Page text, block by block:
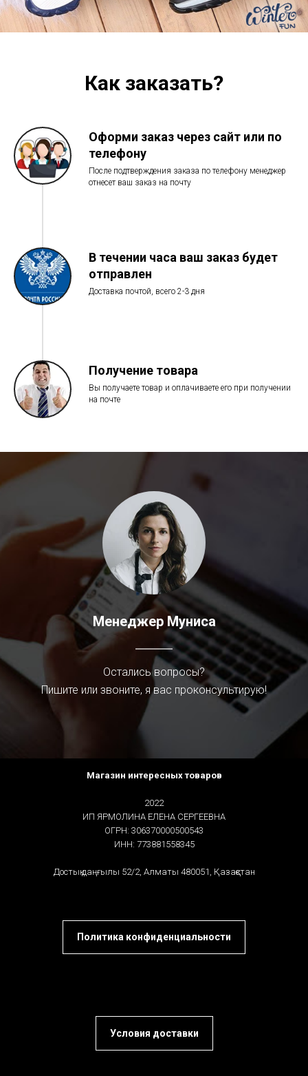
Как заказать?
Оформи заказ через сайт или по
телефону
После подтверждения заказа по телефону менеджер
отнесет ваш заказ на почту
В течении часа ваш заказ будет
отправлен
Доставка почтой, всего 2-3 дня
Получение товара
Вы получаете товар и оплачиваете его при получении
на почте
Менеджер Муниса
Остались вопросы?
Пишите или звоните, я вас проконсультирую!
Магазин интересных товаров
2022
ИП ЯРМОЛИНА ЕЛЕНА СЕРГЕЕВНА
ОГРН: 306370000500543
ИНН: 773881558345
Достық даңғылы 52/2, Алматы 480051, Қазақстан
Политика конфиденциальности
Условия доставки